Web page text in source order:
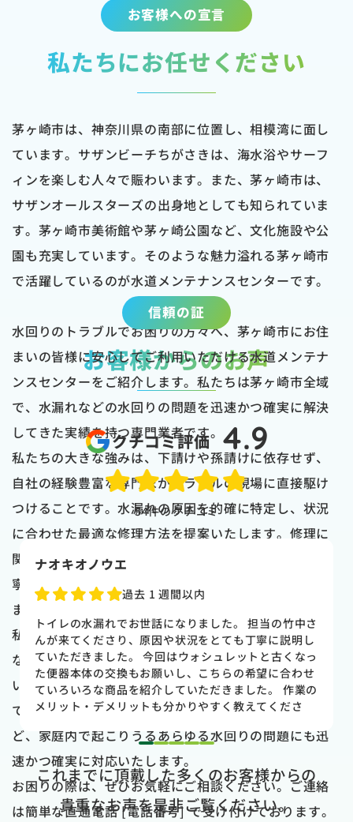
お客様への宣言
私たちにお任せください
茅ヶ崎市は、神奈川県の南部に位置し、相模湾に面し
ています。サザンビーチちがさきは、海水浴やサーフ
ィンを楽しむ人々で賑わいます。また、茅ヶ崎市は、
サザンオールスターズの出身地としても知られていま
す。茅ヶ崎市美術館や茅ヶ崎公園など、文化施設や公
園も充実しています。そのような魅力溢れる茅ヶ崎市
で活躍しているのが水道メンテナンスセンターです。
水回りのトラブルでお困りの方々へ、茅ヶ崎市にお住
まいの皆様に安心してご利用いただける水道メンテナ
ンスセンターをご紹介します。私たちは茅ヶ崎市全域
で、水漏れなどの水回りの問題を迅速かつ確実に解決
してきた実績を持つ専門業者です。
私たちの大きな強みは、下請けや孫請けに依存せず、
自社の経験豊富な専門家がトラブルの現場に直接駆け
つけることです。水漏れの原因を的確に特定し、状況
に合わせた最適な修理方法を提案いたします。修理に
関する見積もりも分かりやすく説明し、作業内容も丁
寧にご説明いたしますので、安心してご依頼いただけ
ます。
私たちのサポートは修理完了後も続きます。ていねい
なアフターサービスを通じて、お客様のご満足を維持
いたします。さらに、私たちは茅ヶ崎市全域に対応し
ています。水漏れだけでなく、お風呂やキッチンな
ど、家庭内で起こりうるあらゆる水回りの問題にも迅
速かつ確実に対応いたします。
お困りの際は、ぜひお気軽にご相談ください。ご連絡
は簡単な直通電話 [電話番号] で受け付けております。
信頼の証
お客様からのお声
クチコミ評価 4.9
54件のクチコミ
naoki higasi
1 か月前
トイレの水漏れがあり来ていただきました。水漏れ箇
所もすぐに判明しました。10数年使用していた一体型
のトイレだった為使いやすさ等しっかりと説明してい
ただき交換する事になりました。正直痛い出費でした
が発見が早かったので壁や床の工事を考えるとまだ費
用は抑えれました。今回担当して頂いた竹中さんは人
た。 今回は2階のトイレでしたが、1階のトイレも修
理が必要になった時はまたお願いしたいと思いまし
た。
1 2 3 4 5
これまでに頂戴した多くのお客様からの
貴重なお声を是非ご覧ください。